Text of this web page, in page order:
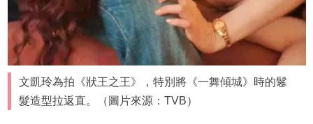
文凱玲為拍《狀王之王》，特別將《一舞傾城》時的鬈
髮造型拉返直。（圖片來源：TVB）